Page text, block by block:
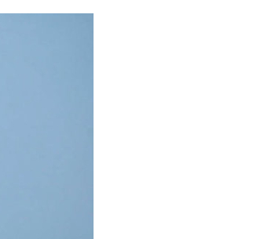
Y A OTRO FAMILIAR EN BOLÍVAR
VECINOS
DESPUÉS DE LOS TERREMOTOS EN LA GUAIRA